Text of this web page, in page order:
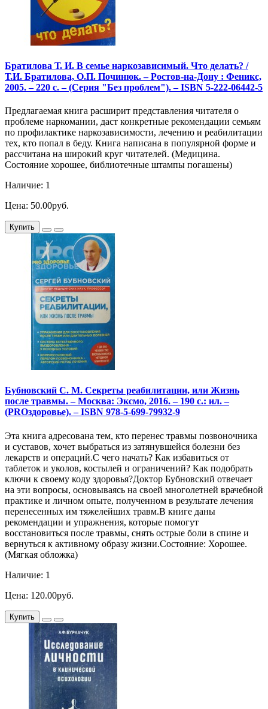
Братилова Т. И. В семье наркозависимый. Что делать? /
Т.И. Братилова, О.П. Починюк. – Ростов-на-Дону : Феникс,
2005. – 220 с. – (Серия "Без проблем"). – ISBN 5-222-06442-5
Предлагаемая книга расширит представления читателя о
проблеме наркомании, даст конкретные рекомендации семьям
по профилактике наркозависимости, лечению и реабилитации
тех, кто попал в беду. Книга написана в популярной форме и
рассчитана на широкий круг читателей. (Медицина.
Состояние хорошее, библиотечные штампы погашены)
Наличие: 1
Цена: 50.00руб.
Купить
Бубновский С. М. Секреты реабилитации, или Жизнь
после травмы. – Москва: Эксмо, 2016. – 190 с.: ил. –
(PROздоровье). – ISBN 978-5-699-79932-9
Эта книга адресована тем, кто перенес травмы позвоночника
и суставов, хочет выбраться из затянувшейся болезни без
лекарств и операций.С чего начать? Как избавиться от
таблеток и уколов, костылей и ограничений? Как подобрать
ключи к своему коду здоровья?Доктор Бубновский отвечает
на эти вопросы, основываясь на своей многолетней врачебной
практике и личном опыте, полученном в результате лечения
перенесенных им тяжелейших травм.В книге даны
рекомендации и упражнения, которые помогут
восстановиться после травмы, снять острые боли в спине и
вернуться к активному образу жизни.Состояние: Хорошее.
(Мягкая обложка)
Наличие: 1
Цена: 120.00руб.
Купить